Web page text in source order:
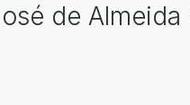
de Almeida